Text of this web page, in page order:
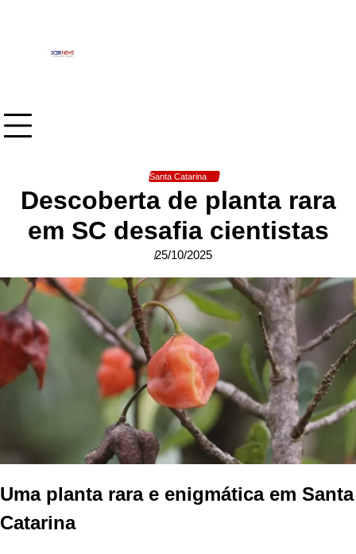
Santa Catarina
Descoberta de planta rara
em SC desafia cientistas
25/10/2025
Uma planta rara e enigmática em Santa
Catarina